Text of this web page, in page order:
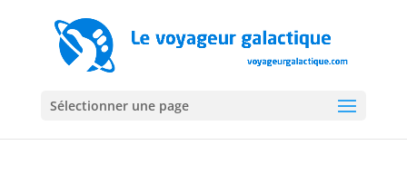
Sélectionner une page